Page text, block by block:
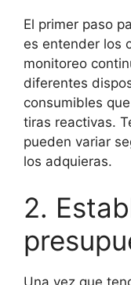
El primer paso
es entender los
monitoreo
diferentes
consumibles
tiras reactivas.
pueden variar
los adquieras.
2.